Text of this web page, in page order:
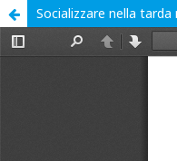
Socializzare nella